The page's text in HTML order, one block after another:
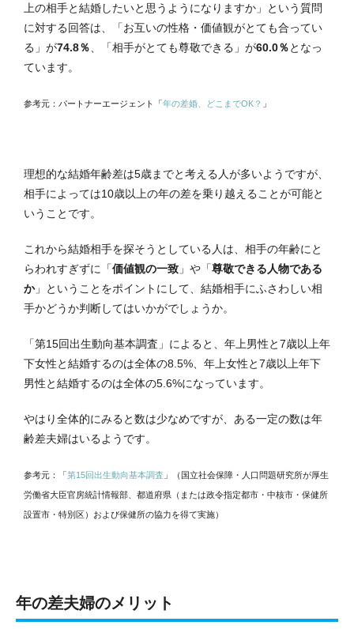
上の相手と結婚したいと思うようになりますか」という質問
に対する回答は、「お互いの性格・価値観がとても合ってい
る」が74.8％ 、「相手がとても尊敬できる」が60.0％となっ
ています。
参考元：パートナーエージェント「年の差婚、どこまでOK？ 」
理想的な結婚年齢差は5歳までと考える人が多いようですが、
相手によっては10歳以上の年の差を乗り越えることが可能と
いうことです。
これから結婚相手を探そうとしている人は、相手の年齢にと
らわれすぎずに「価値観の一致 」や「尊敬できる人物である
か」ということをポイントにして、結婚相手にふさわしい相
手かどうか判断してはいかがでしょうか。
「第15回出生動向基本調査」によると、年上男性と7歳以上年
下女性と結婚するのは全体の8.5%、年上女性と7歳以上年下
男性と結婚するのは全体の5.6%になっています。
やはり全体的にみると数は少なめですが、ある一定の数は年
齢差夫婦はいるようです。
参考元：「第15回出生動向基本調査 」（国立社会保障・人口問題研究所が厚生
労働省大臣官房統計情報部、都道府県（または政令指定都市・中核市・保健所
設置市・特別区）および保健所の協力を得て実施）
年の差夫婦のメリット